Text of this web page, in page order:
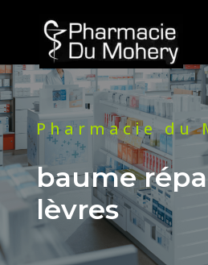
Pharmacie du
baume
lèvres